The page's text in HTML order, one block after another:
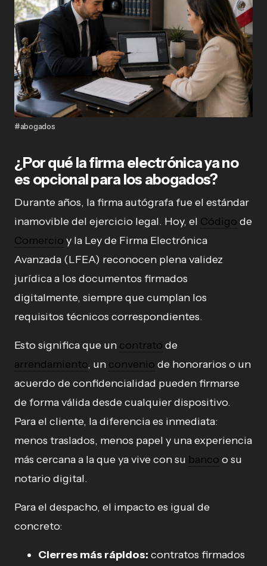
#abogados
¿Por qué la firma electrónica ya no
es opcional para los abogados?
Durante años, la firma autógrafa fue el estándar
inamovible del ejercicio legal. Hoy, el Código de
Comercio y la Ley de Firma Electrónica
Avanzada (LFEA) reconocen plena validez
jurídica a los documentos firmados
digitalmente, siempre que cumplan los
requisitos técnicos correspondientes.
Esto significa que un contrato de
arrendamiento, un convenio de honorarios o un
acuerdo de confidencialidad pueden firmarse
de forma válida desde cualquier dispositivo.
Para el cliente, la diferencia es inmediata:
menos traslados, menos papel y una experiencia
más cercana a la que ya vive con su banco o su
notario digital.
Para el despacho, el impacto es igual de
concreto:
Cierres más rápidos: contratos firmados